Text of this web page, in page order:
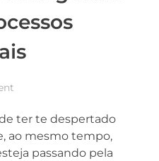
ter te despertado
ao mesmo tempo,
passando pela